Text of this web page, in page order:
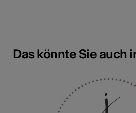
Das könnte Sie auch